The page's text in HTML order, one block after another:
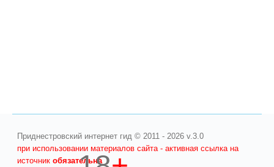
Приднестровский интернет гид © 2011 - 2026 v.3.0
при использовании материалов сайта - активная ссылка на
источникобязательна